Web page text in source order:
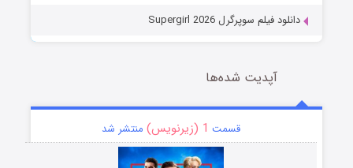
دانلود فیلم سوپرگرل Supergirl 2026
آپدیت شده‌ها
قسمت 1 (زیرنویس) منتشر شد